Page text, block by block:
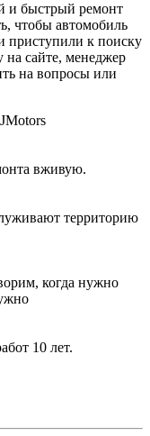
и быстрый ремонт
чтобы автомобиль
приступили к поиску
на сайте, менеджер
на вопросы или
вживую.
территорию
когда нужно
10 лет.